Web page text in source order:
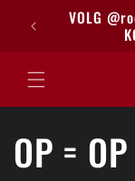
naar de VOLG
C
OP = OP